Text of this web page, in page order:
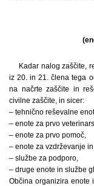
Kadar nalog zaščite,
iz 20. in 21. člena tega
na načrte zaščite in
civilne zaščite, in sicer:
– tehnično reševalne
– enote za prvo
– enote za prvo pomoč,
– enote za vzdrževanje
– službe za podporo,
– druge enote in službe
Občina organizira enote